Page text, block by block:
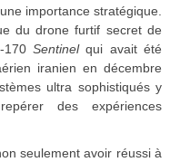
importance stratégique.
du drone furtif secret de
170 Sentinelqui avait été
iranien en décembre
ultra sophistiqués y
des expériences
seulement avoir réussi à